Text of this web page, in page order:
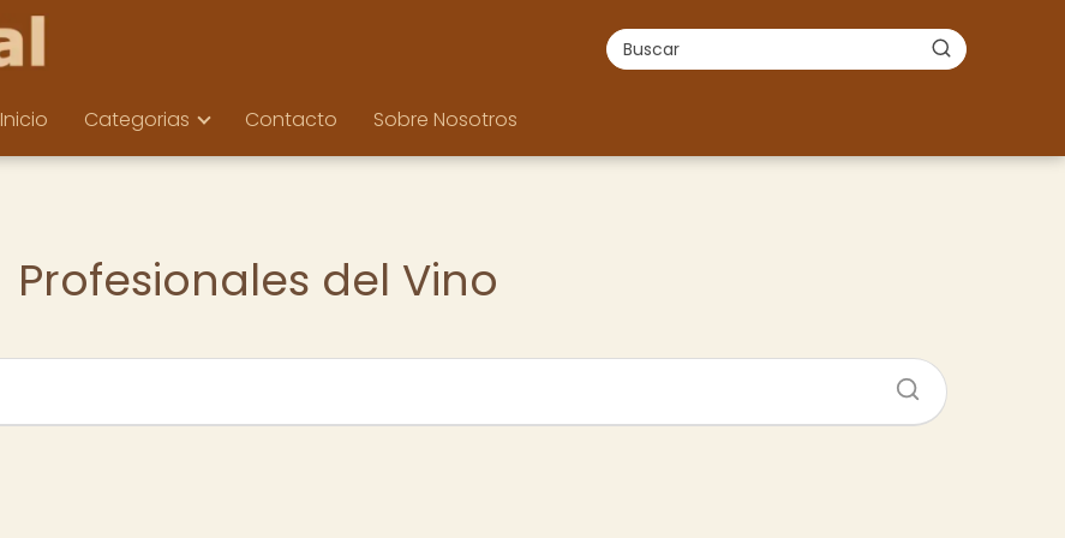
Inicio Categorias Contacto Sobre Nosotros
Profesionales del Vino